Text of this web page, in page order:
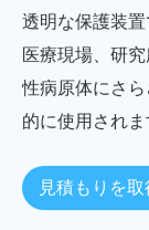
透明な保護装置
医療現場、研
性病原体にさ
的に使用されま
見積もりを取